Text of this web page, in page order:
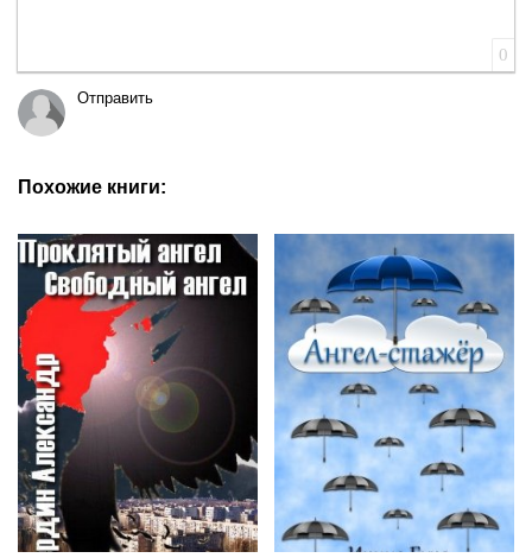
0
Отправить
Похожие книги: